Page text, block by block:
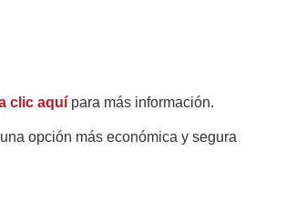
clic aquí para más información.
opción más económica y segura